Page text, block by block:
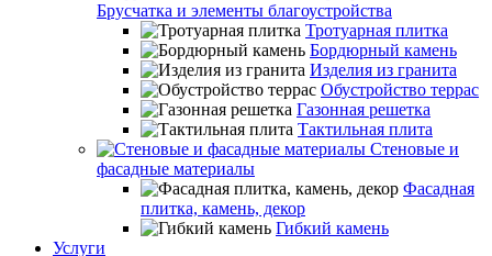
Брусчатка и элементы благоустройства
Тротуарная плитка
Бордюрный камень
Изделия из гранита
Обустройство террас
Газонная решетка
Тактильная плита
Стеновые и
фасадные материалы
Фасадная
плитка, камень, декор
Гибкий камень
Услуги